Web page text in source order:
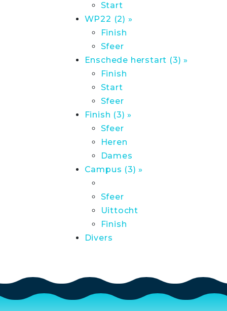
Start
WP22 (2) »
Finish
Sfeer
Enschede herstart (3) »
Finish
Start
Sfeer
Finish (3) »
Sfeer
Heren
Dames
Campus (3) »
Sfeer
Uittocht
Finish
Divers